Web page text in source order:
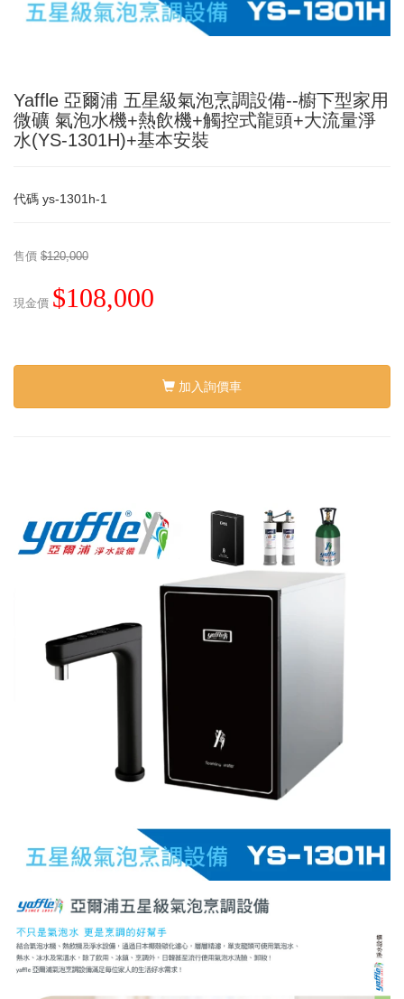
Yaffle 亞爾浦 五星級氣泡烹調設備--櫥下型家用
微礦 氣泡水機+熱飲機+觸控式龍頭+大流量淨
水(YS-1301H)+基本安裝
代碼 ys-1301h-1
售價 $120,000
現金價 $108,000
加入詢價車